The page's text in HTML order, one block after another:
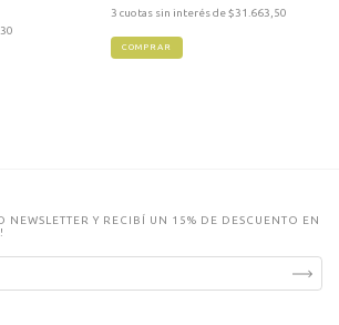
3 cuotas sin interés de$31.663,50
COMPRAR
NEWSLETTER Y RECIBÍ UN 15% DE DESCUENTO EN